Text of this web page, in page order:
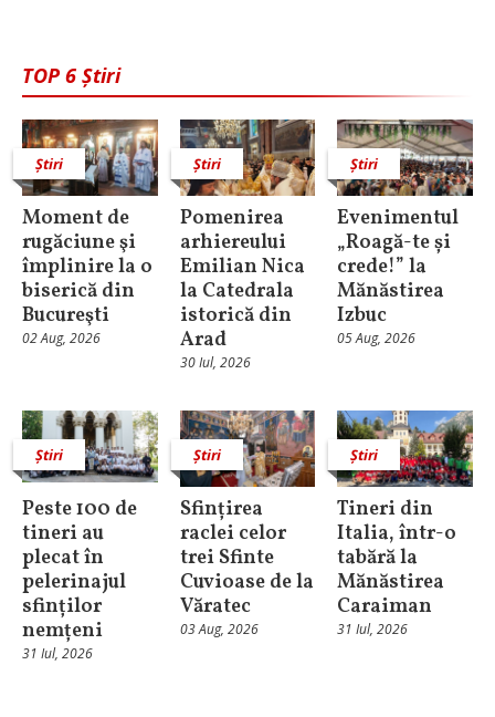
TOP 6 Știri
Știri
Moment de
rugăciune şi
împlinire la o
biserică din
Bucureşti
02 Aug, 2026
Știri
Pomenirea
arhiereului
Emilian Nica
la Catedrala
istorică din
Arad
30 Iul, 2026
Știri
Evenimentul
„Roagă-te și
crede!” la
Mănăstirea
Izbuc
05 Aug, 2026
Știri
Peste 100 de
tineri au
plecat în
pelerinajul
sfinților
nemțeni
31 Iul, 2026
Știri
Sfințirea
raclei celor
trei Sfinte
Cuvioase de la
Văratec
03 Aug, 2026
Știri
Tineri din
Italia, într-o
tabără la
Mănăstirea
Caraiman
31 Iul, 2026